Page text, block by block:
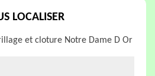
LOCALISER
et cloture Notre Dame D Or